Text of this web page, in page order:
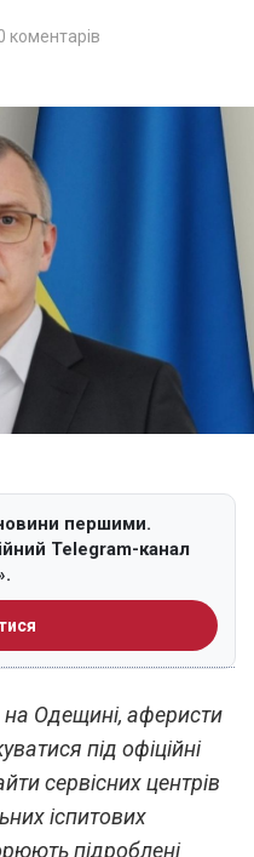
коментарів
першими.
Telegram-канал
на Одещині, аферисти
під офіційні
сервісних центрів
іспитових
підроблені